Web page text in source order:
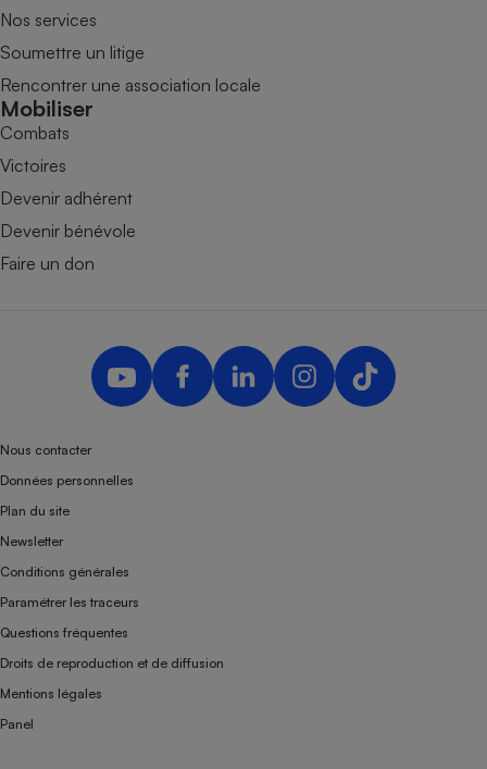
Nos services
Soumettre un litige
Rencontrer une association locale
Mobiliser
Combats
Victoires
Devenir adhérent
Devenir bénévole
Faire un don
Nous contacter
Données personnelles
Plan du site
Newsletter
Conditions générales
Paramétrer les traceurs
Questions fréquentes
Droits de reproduction et de diffusion
Mentions légales
Panel